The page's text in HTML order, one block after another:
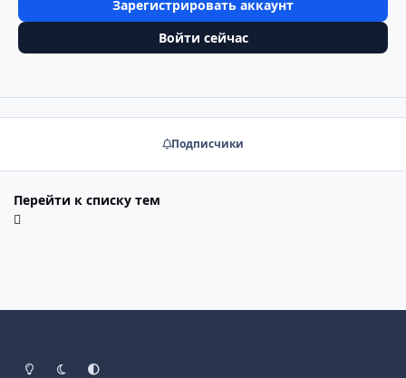
Зарегистрировать аккаунт
Войти сейчас
Подписчики
Перейти к списку тем
Светлый режим
Тёмный режим
Системные настройки